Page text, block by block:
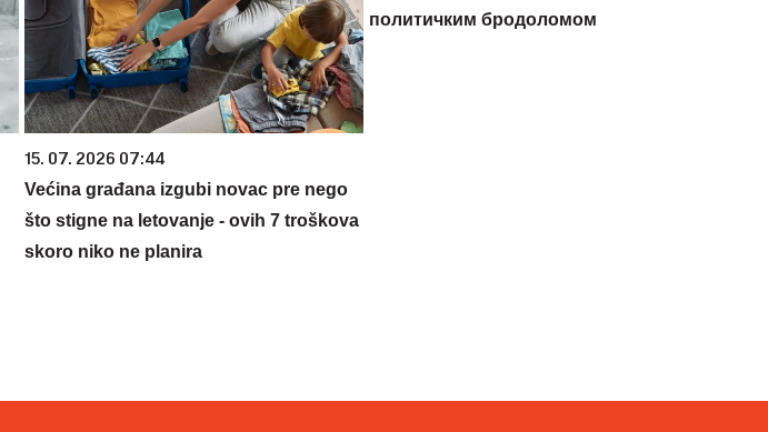
15. 07. 2026 07:44
Većina građana izgubi novac pre nego
što stigne na letovanje - ovih 7 troškova
skoro niko ne planira
политичким бродоломом